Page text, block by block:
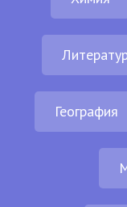
География